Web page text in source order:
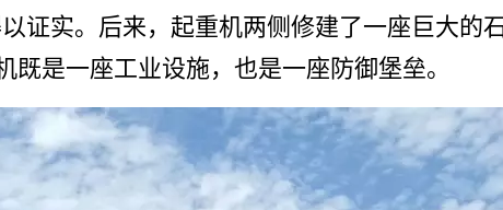
证实。后来，起重机两侧修建了一座­巨大的
是一座工业设施，也是一座防御堡垒。